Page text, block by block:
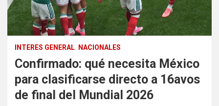
INTERES GENERAL NACIONALES
Confirmado: qué necesita México
para clasificarse directo a 16avos
de final del Mundial 2026